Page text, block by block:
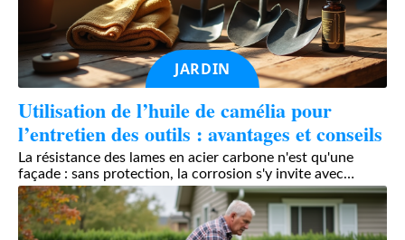
JARDIN
Utilisation de l’huile de camélia pour
l’entretien des outils : avantages et conseils
La résistance des lames en acier carbone n'est qu'une
façade : sans protection, la corrosion s'y invite avec…